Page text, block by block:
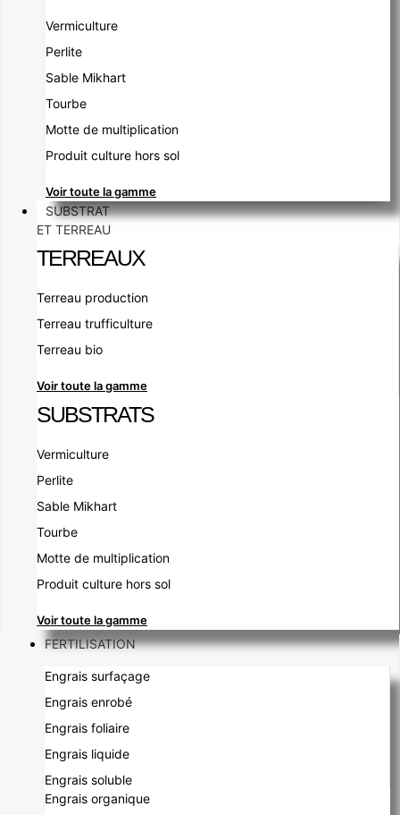
Vermiculture
Perlite
Sable Mikhart
Tourbe
Motte de multiplication
Produit culture hors sol
Voir toute la gamme
SUBSTRAT
ET TERREAU
TERREAUX
Terreau production
Terreau trufficulture
Terreau bio
Voir toute la gamme
SUBSTRATS
Vermiculture
Perlite
Sable Mikhart
Tourbe
Motte de multiplication
Produit culture hors sol
Voir toute la gamme
FERTILISATION
Engrais surfaçage
Engrais enrobé
Engrais foliaire
Engrais liquide
Engrais soluble
Engrais organique